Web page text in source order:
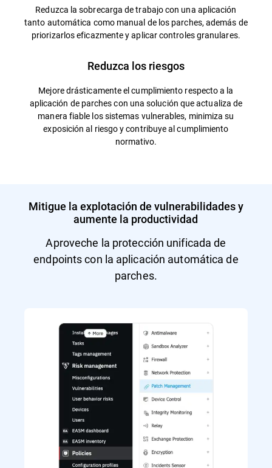
Reduzca la sobrecarga de trabajo con una aplicación
tanto automática como manual de los parches, además de
priorizarlos eficazmente y aplicar controles granulares.
Reduzca los riesgos
Mejore drásticamente el cumplimiento respecto a la
aplicación de parches con una solución que actualiza de
manera fiable los sistemas vulnerables, minimiza su
exposición al riesgo y contribuye al cumplimiento
normativo.
Mitigue la explotación de vulnerabilidades y
aumente la productividad
Aproveche la protección unificada de
endpoints con la aplicación automática de
parches.